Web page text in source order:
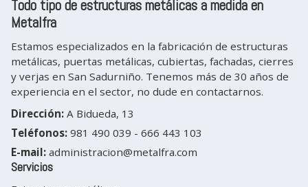
Todo tipo de estructuras metálicas a medida en
Metalfra
Estamos especializados en la fabricación de estructuras
metálicas, puertas metálicas, cubiertas, fachadas, cierres
y verjas en San Sadurniño. Tenemos más de 30 años de
experiencia en el sector, no dude en contactarnos.
Dirección: A Bidueda, 13
Teléfonos: 981 490 039 - 666 443 103
E-mail: administracion@metalfra.com
Servicios